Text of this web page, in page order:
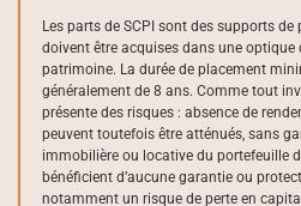
Les parts de SCPI sont des supports
doivent être acquises dans une
patrimoine. La durée de placement
généralement de 8 ans. Comme tout
présente des risques : absence de
peuvent toutefois être atténués, sans
immobilière ou locative du portefeuille
bénéficient d’aucune garantie ou
notamment un risque de perte en